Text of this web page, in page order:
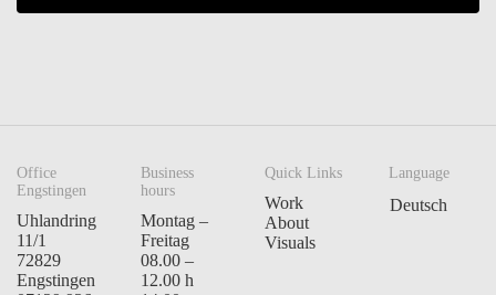
Office
Engstingen
Uhlandring
11/1
72829
Engstingen
Business
hours
Montag –
Freitag
08.00 –
12.00 h
Quick Links
Work
About
Visuals
Language
Deutsch